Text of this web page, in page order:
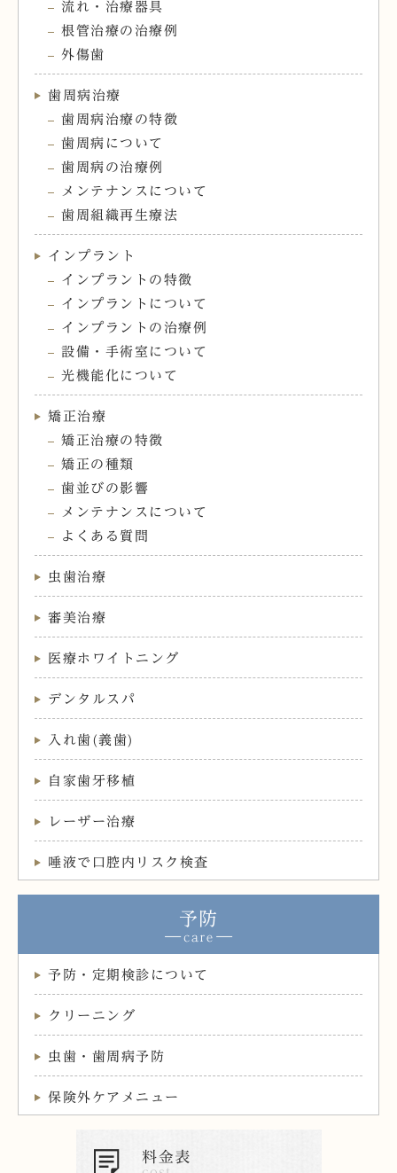
流れ・治療器具
根管治療の治療例
外傷歯
歯周病治療
歯周病治療の特徴
歯周病について
歯周病の治療例
メンテナンスについて
歯周組織再生療法
インプラント
インプラントの特徴
インプラントについて
インプラントの治療例
設備・手術室について
光機能化について
矯正治療
矯正治療の特徴
矯正の種類
歯並びの影響
メンテナンスについて
よくある質問
虫歯治療
審美治療
医療ホワイトニング
デンタルスパ
入れ歯(義歯)
自家歯牙移植
レーザー治療
唾液で口腔内リスク検査
予防
予防・定期検診について
クリーニング
虫歯・歯周病予防
保険外ケアメニュー